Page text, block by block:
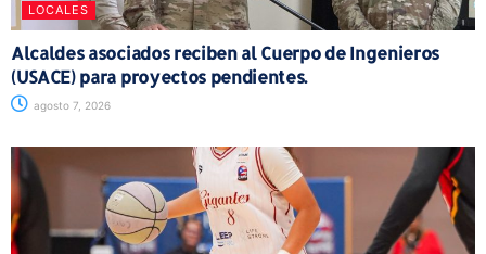
LOCALES
Alcaldes asociados reciben al Cuerpo de Ingenieros
(USACE) para proyectos pendientes.
agosto 7, 2026